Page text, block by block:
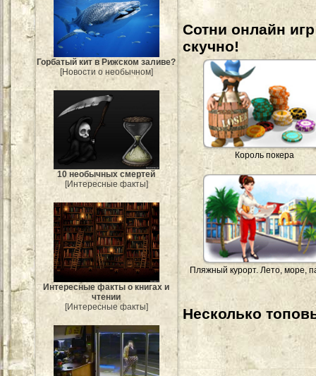
Горбатый кит в Рижском заливе?
[Новости о необычном]
10 необычных смертей
[Интересные факты]
Интересные факты о книгах и
чтении
[Интересные факты]
Сотни онлайн
скучно!
Король покера
Пляжный курорт. Лето, море,
Несколько